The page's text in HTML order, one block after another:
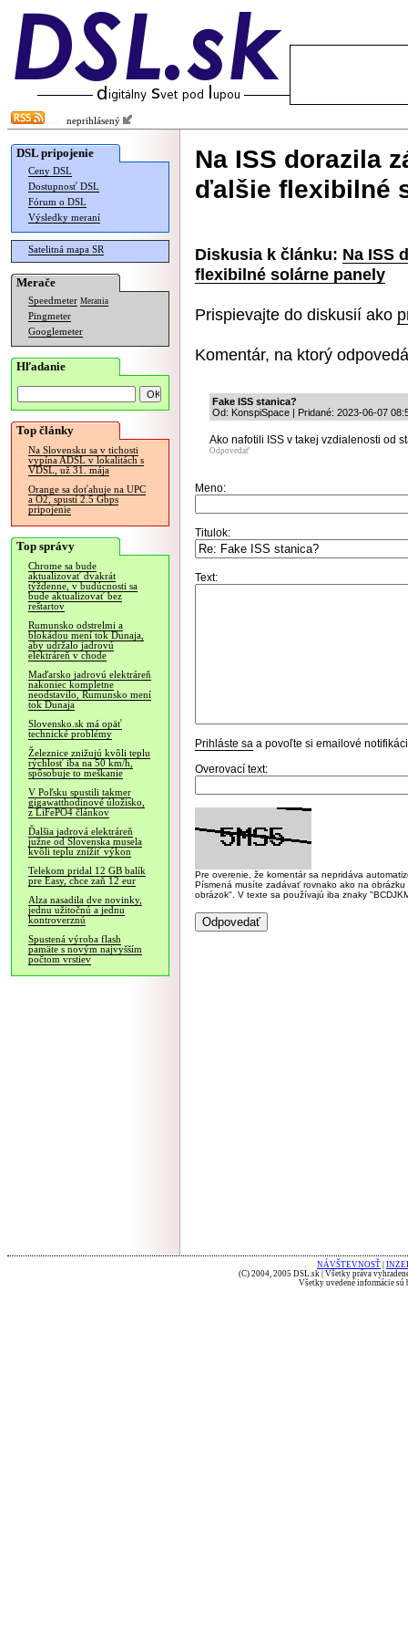
neprihlásený
DSL pripojenie
Ceny DSL
Dostupnosť DSL
Fórum o DSL
Výsledky meraní
Satelitná mapa SR
Merače
Speedmeter Merania
Pingmeter
Googlemeter
Hľadanie
Top články
Na Slovensku sa v tichosti
vypína ADSL v lokalitách s
VDSL, už 31. mája
Orange sa doťahuje na UPC
a O2, spustí 2.5 Gbps
pripojenie
Top správy
Chrome sa bude
aktualizovať dvakrát
týždenne, v budúcnosti sa
bude aktualizovať bez
reštartov
Rumunsko odstrelmi a
blokádou mení tok Dunaja,
aby udržalo jadrovú
elektráreň v chode
Maďarsko jadrovú elektráreň
nakoniec kompletne
neodstavilo, Rumunsko mení
tok Dunaja
Slovensko.sk má opäť
technické problémy
Železnice znižujú kvôli teplu
rýchlosť iba na 50 km/h,
spôsobuje to meškanie
V Poľsku spustili takmer
gigawatthodinové úložisko,
z LiFePO4 článkov
Ďalšia jadrová elektráreň
južne od Slovenska musela
kvôli teplu znížiť výkon
Telekom pridal 12 GB balík
pre Easy, chce zaň 12 eur
Alza nasadila dve novinky,
jednu užitočnú a jednu
kontroverznú
Spustená výroba flash
pamäte s novým najvyšším
počtom vrstiev
Na ISS dorazila
ďalšie flexibilné
Diskusia k článku: Na ISS
flexibilné solárne panely
Prispievajte do diskusií ako
Komentár, na ktorý
Fake ISS stanica?
Od: KonspiSpace | Pridané: 2023-06-07
Ako nafotili ISS v takej vzdialenosti od
Odpovedať
Meno:
Titulok:
Text:
Prihláste sa a povoľte si emailové
Overovací text:
Pre overenie, že komentár sa nepridáva
Písmená musíte zadávať rovnako ako na
obrázok". V texte sa používajú iba znaky
NÁVŠTEVNOSŤ
(C) 2004, 2005 DSL.sk | Všetky práva
Všetky uvedené informácie sú